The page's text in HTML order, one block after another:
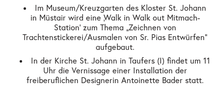
Im Museum/Kreuzgarten des Kloster St. Johann
in Müstair wird eine ‚Walk in Walk out Mitmach-
Station‘ zum Thema „Zeichnen von
Trachtenstickerei/Ausmalen von Sr. Pias Entwürfen“
aufgebaut.
In der Kirche St. Johann in Taufers (I) findet um 11
Uhr die Vernissage einer Installation der
freiberuflichen Designerin Antoinette Bader statt.